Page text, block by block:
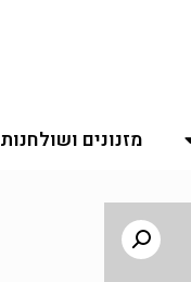
מזנונים ושולחנות